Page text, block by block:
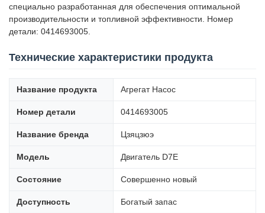
специально разработанная для обеспечения оптимальной
производительности и топливной эффективности. Номер
детали: 0414693005.
Технические характеристики продукта
Название продукта Агрегат Насос
Номер детали 0414693005
Название бренда Цзяцзюэ
Модель Двигатель D7E
Состояние Совершенно новый
Доступность Богатый запас